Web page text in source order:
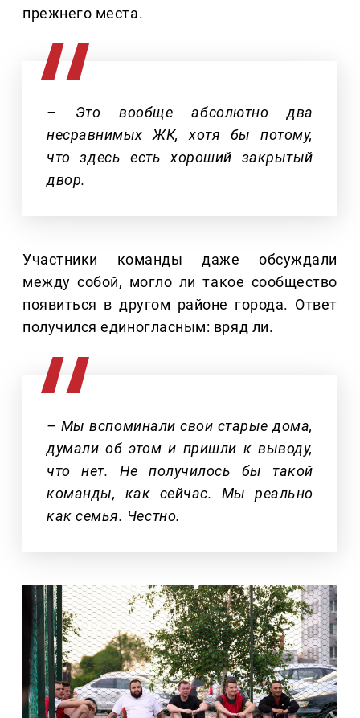
прежнего места.
– Это вообще абсолютно два
несравнимых ЖК, хотя бы потому,
что здесь есть хороший закрытый
двор.
Участники команды даже обсуждали
между собой, могло ли такое сообщество
появиться в другом районе города. Ответ
получился единогласным: вряд ли.
– Мы вспоминали свои старые дома,
думали об этом и пришли к выводу,
что нет. Не получилось бы такой
команды, как сейчас. Мы реально
как семья. Честно.